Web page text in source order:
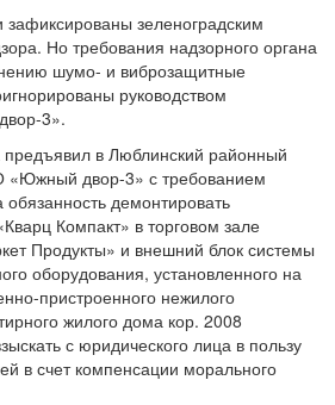
зеленоградским
Но требования надзорного органа
шумо- и виброзащитные
руководством
3».
предъявил в Люблинский районный
«Южный двор-3» с требованием
обязанность демонтировать
Компакт» в торговом зале
Продукты» и внешний блок системы
оборудования, установленного на
пристроенного нежилого
жилого дома кор. 2008
с юридического лица в пользу
в счет компенсации морального